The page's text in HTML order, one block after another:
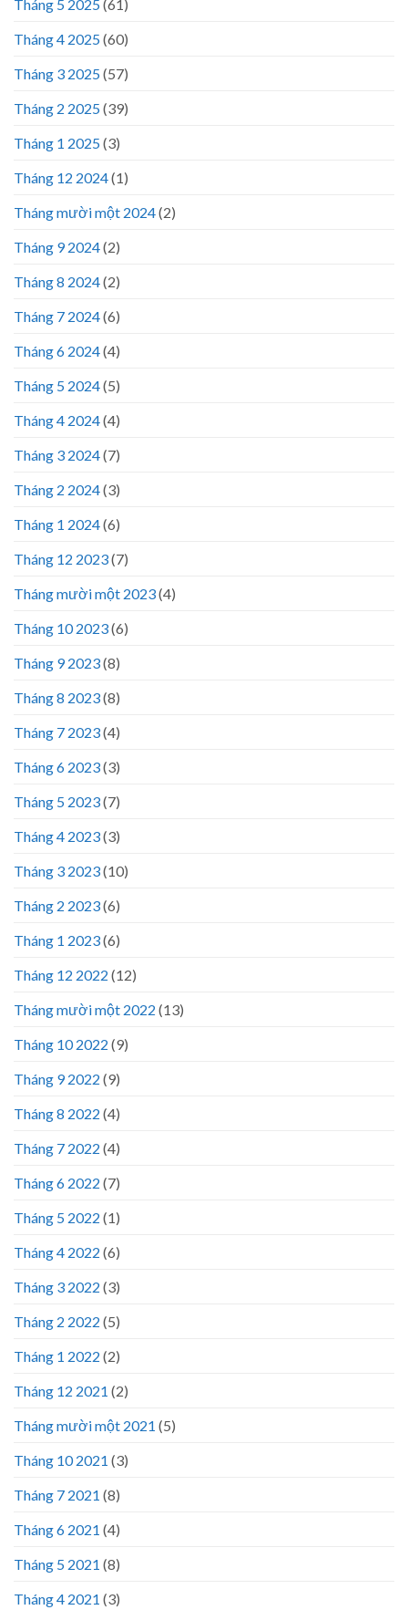
Tháng 5 2025(61)
Tháng 4 2025(60)
Tháng 3 2025(57)
Tháng 2 2025(39)
Tháng 1 2025(3)
Tháng 12 2024(1)
Tháng mười một 2024(2)
Tháng 9 2024(2)
Tháng 8 2024(2)
Tháng 7 2024(6)
Tháng 6 2024(4)
Tháng 5 2024(5)
Tháng 4 2024(4)
Tháng 3 2024(7)
Tháng 2 2024(3)
Tháng 1 2024(6)
Tháng 12 2023(7)
Tháng mười một 2023(4)
Tháng 10 2023(6)
Tháng 9 2023(8)
Tháng 8 2023(8)
Tháng 7 2023(4)
Tháng 6 2023(3)
Tháng 5 2023(7)
Tháng 4 2023(3)
Tháng 3 2023(10)
Tháng 2 2023(6)
Tháng 1 2023(6)
Tháng 12 2022 (12)
Tháng mười một 2022 (13)
Tháng 10 2022 (9)
Tháng 9 2022 (9)
Tháng 8 2022 (4)
Tháng 7 2022 (4)
Tháng 6 2022 (7)
Tháng 5 2022 (1)
Tháng 4 2022 (6)
Tháng 3 2022 (3)
Tháng 2 2022 (5)
Tháng 1 2022 (2)
Tháng 12 2021 (2)
Tháng mười một 2021 (5)
Tháng 10 2021 (3)
Tháng 7 2021 (8)
Tháng 6 2021 (4)
Tháng 5 2021 (8)
Tháng 4 2021 (3)